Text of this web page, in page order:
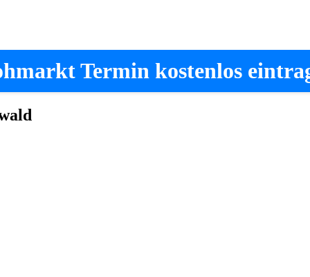
Termin kostenlos